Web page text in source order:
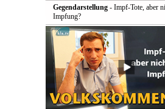
Gegendarstellung- Impf-Tote, aber
Impfung?